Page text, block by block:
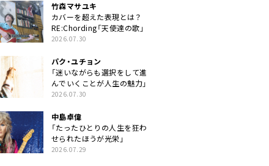
竹森マサユキ
カバーを超えた表現とは？
RE:Chording「天使達の歌」
2026.07.30
パク・ユチョン
「迷いながらも選択をして進
んでいくことが人生の魅力」
2026.07.30
中島卓偉
「たったひとりの人生を狂わ
せられたほうが光栄」
2026.07.29